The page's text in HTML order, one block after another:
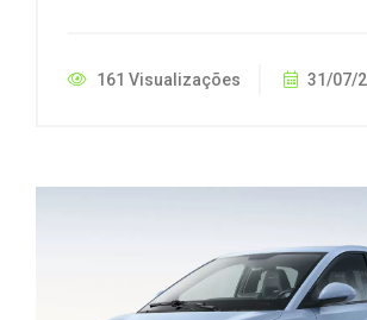
161 Visualizações 31/07/